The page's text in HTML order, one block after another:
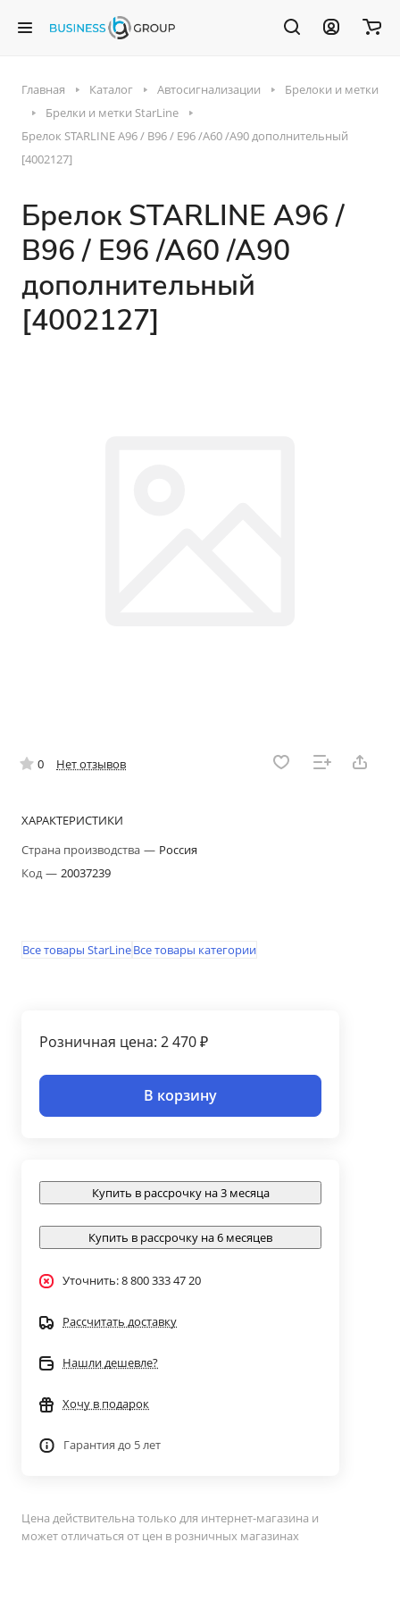
Главная Каталог Автосигнализации
Брелоки и метки
Брелки и метки StarLine
Брелок STARLINE A96 / B96 / E96 /A60 /A90 дополнительный
[4002127]
Брелок STARLINE A96 /
B96 / E96 /A60 /A90
дополнительный
[4002127]
0 Нет отзывов
ХАРАКТЕРИСТИКИ
Страна производства — Россия
Код— 20037239
Все товары StarLineВсе товары категории
Розничная цена: 2 470 ₽
В корзину
Купить в рассрочку на 3 месяца
Купить в рассрочку на 6 месяцев
Уточнить: 8 800 333 47 20
Рассчитать доставку
Нашли дешевле?
Хочу в подарок
Гарантия до 5 лет
Цена действительна только для интернет-магазина и
может отличаться от цен в розничных магазинах